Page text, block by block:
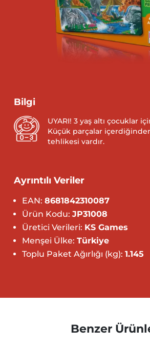
Bilgi
UYARI! 3 yaş altı çocuklar
Küçük parçalar
tehlikesi vardır.
Ayrıntılı Veriler
EAN: 8681842310087
Ürün Kodu: JP31008
Üretici Verileri: KS Games
Menşei Ülke: Türkiye
Toplu Paket Ağırlığı (kg): 1.145
Benzer